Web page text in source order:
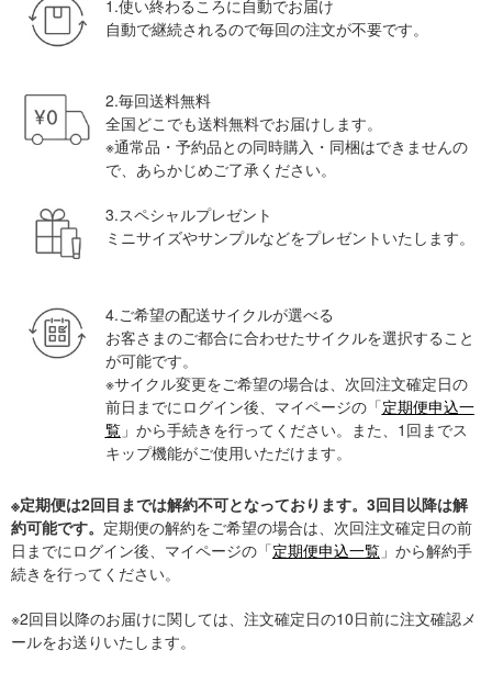
1.使い終わるころに自動でお届け
自動で継続されるので毎回の注文が不要です。
2.毎回送料無料
全国どこでも送料無料でお届けします。
※通常品・予約品との同時購入・同梱はできませんの
で、あらかじめご了承ください。
3.スペシャルプレゼント
ミニサイズやサンプルなどをプレゼントいたします。
4.ご希望の配送サイクルが選べる
お客さまのご都合に合わせたサイクルを選択すること
が可能です。
※サイクル変更をご希望の場合は、次回注文確定日の
前日までにログイン後、マイページの「定期便申込一
覧」から手続きを行ってください。また、1回までス
キップ機能がご使用いただけます。
※定期便は2回目までは解約不可となっております。3回目以降は解
約可能です。 定期便の解約をご希望の場合は、次回注文確定日の前
日までにログイン後、マイページの「定期便申込一覧 」から解約手
続きを行ってください。
※2回目以降のお届けに関しては、注文確定日の10日前に注文確認メ
ールをお送りいたします。